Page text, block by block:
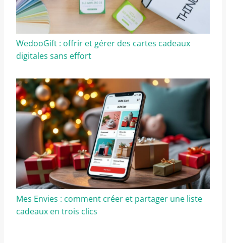
WedooGift : offrir et gérer des cartes cadeaux
digitales sans effort
Mes Envies : comment créer et partager une liste
cadeaux en trois clics